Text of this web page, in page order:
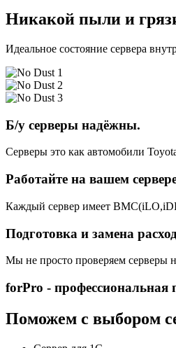
Никакой пыли и
Идеальное состояние сервера
Б/у серверы надёжны.
Серверы это как автомобили
Работайте на вашем
Каждый сервер имеет
Подготовка и замена
Мы не просто проверяем серверы
forPro - профессиональная
Поможем с выбором